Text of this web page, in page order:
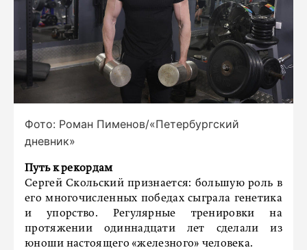
Фото: Роман Пименов/«Петербургский
дневник»
Путь к рекордам
Сергей Скольский признается: большую роль в
его многочисленных победах сыграла генетика
и упорство. Регулярные тренировки на
протяжении одиннадцати лет сделали из
юноши настоящего «железного» человека.